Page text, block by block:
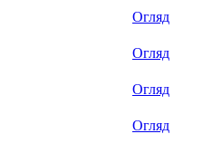
Огляд
Огляд
Огляд
Огляд